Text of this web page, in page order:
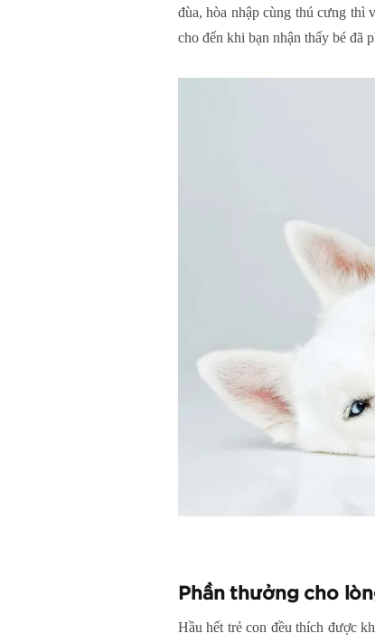
đùa, hòa nhập cùng thú cưng thì
cho đến khi bạn nhận thấy bé đã
Phần thưởng cho
Hầu hết trẻ con đều thích được